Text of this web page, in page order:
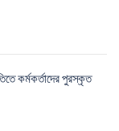
কর্মকর্তাদের পুরস্কৃত